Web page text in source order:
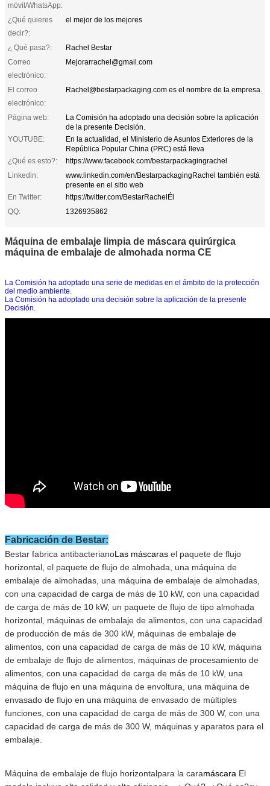
móvil/WhatsApp:
¿Qué quieres
decir?:
el mejor de los mejores
¿ Qué pasa?:
Rachel Bestar
Correo
electrónico:
Mejorarrachel@gmail.com
El correo
electrónico:
Rachel@bestarpackaging.com es el nombre de la empresa.
Página web:
La Comisión ha adoptado una decisión sobre la aplicación
de la presente Decisión.
YOUTUBE:
En la actualidad, el Ministerio de Asuntos Exteriores de la
República Popular China (PRC) está lleva
¿Qué es esto?:
https://www.facebook.com/bestarpackagingrachel
Linkedin:
www.linkedin.com/en/BestarpackagingRachel también está
presente en el sitio web
En Twitter:
https://twitter.com/BestarRachelÉl
QQ:
1326935862
Máquina de embalaje limpia de máscara quirúrgica
máquina de embalaje de almohada norma CE
La Comisión ha adoptado una serie de medidas en el ámbito de la protección
del medio ambiente.
La Comisión ha adoptado una decisión sobre la aplicación de la presente
Decisión.
Fabricación de Bestar:
Bestar fabrica antibacterianoLas máscaras el paquete de flujo
horizontal, el paquete de flujo de almohada,
una máquina de
embalaje de almohadas, una máquina de embalaje de almohadas,
con una capacidad de carga de más de 10 kW, con una capacidad
de carga de más de 10 kW, un paquete de flujo de tipo almohada
horizontal, máquinas de embalaje de alimentos, con una capacidad
de producción de más de 300 kW, máquinas de embalaje de
alimentos, con una capacidad de carga de más de 10 kW, máquina
de embalaje de flujo de alimentos, máquinas de procesamiento de
alimentos, con una capacidad de carga de más de 10 kW, una
máquina de flujo en una máquina de envoltura,
una máquina de
envasado de flujo en una máquina de envasado de múltiples
funciones, con una capacidad de carga de más de 300 W, con una
capacidad de carga de más de 300 W, máquinas y aparatos para el
embalaje
Máquina de embalaje de flujo horizontalpara la caramáscara El